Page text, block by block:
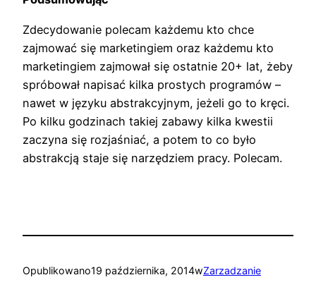
Zdecydowanie polecam każdemu kto chce
zajmować się marketingiem oraz każdemu kto
marketingiem zajmował się ostatnie 20+ lat, żeby
spróbował napisać kilka prostych programów –
nawet w języku abstrakcyjnym, jeżeli go to kręci.
Po kilku godzinach takiej zabawy kilka kwestii
zaczyna się rozjaśniać, a potem to co było
abstrakcją staje się narzędziem pracy. Polecam.
Opublikowano19 października, 2014wZarzadzanie